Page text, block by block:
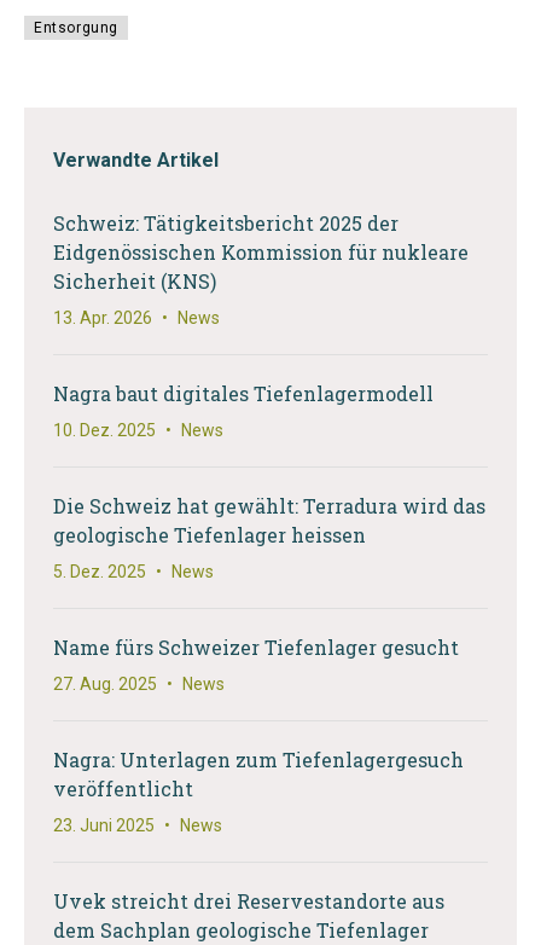
Entsorgung
Verwandte Artikel
Schweiz: Tätigkeitsbericht 2025 der
Eidgenössischen Kommission für nukleare
Sicherheit (KNS)
13. Apr. 2026 • News
Nagra baut digitales Tiefenlagermodell
10. Dez. 2025 • News
Die Schweiz hat gewählt: Terradura wird das
geologische Tiefenlager heissen
5. Dez. 2025 • News
Name fürs Schweizer Tiefenlager gesucht
27. Aug. 2025 • News
Nagra: Unterlagen zum Tiefenlagergesuch
veröffentlicht
23. Juni 2025 • News
Uvek streicht drei Reservestandorte aus
dem Sachplan geologische Tiefenlager